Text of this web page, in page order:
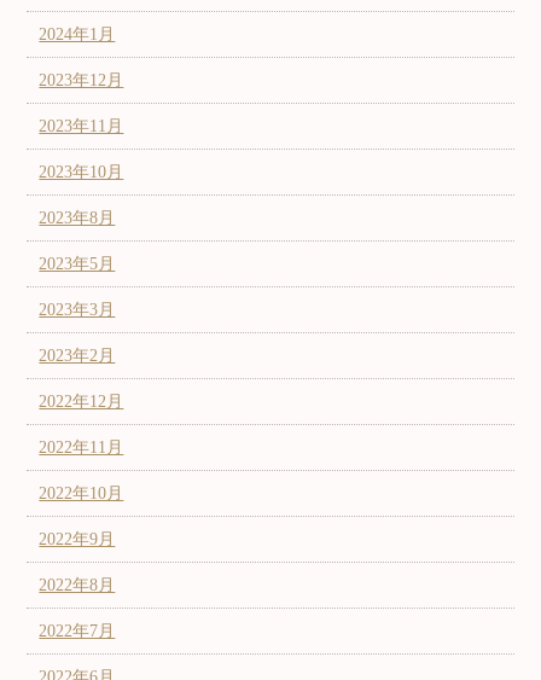
2024年1月
2023年12月
2023年11月
2023年10月
2023年8月
2023年5月
2023年3月
2023年2月
2022年12月
2022年11月
2022年10月
2022年9月
2022年8月
2022年7月